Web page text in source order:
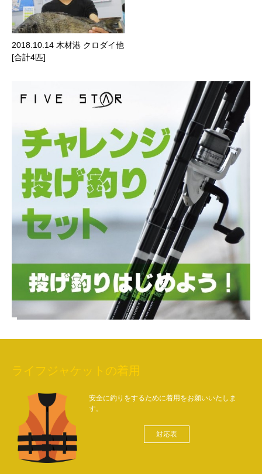
2018.10.14 木材港 クロダイ他
[合計4匹]
ライフジャケットの着用
安全に釣りをするために着用をお願いいたしま
す。
対応表